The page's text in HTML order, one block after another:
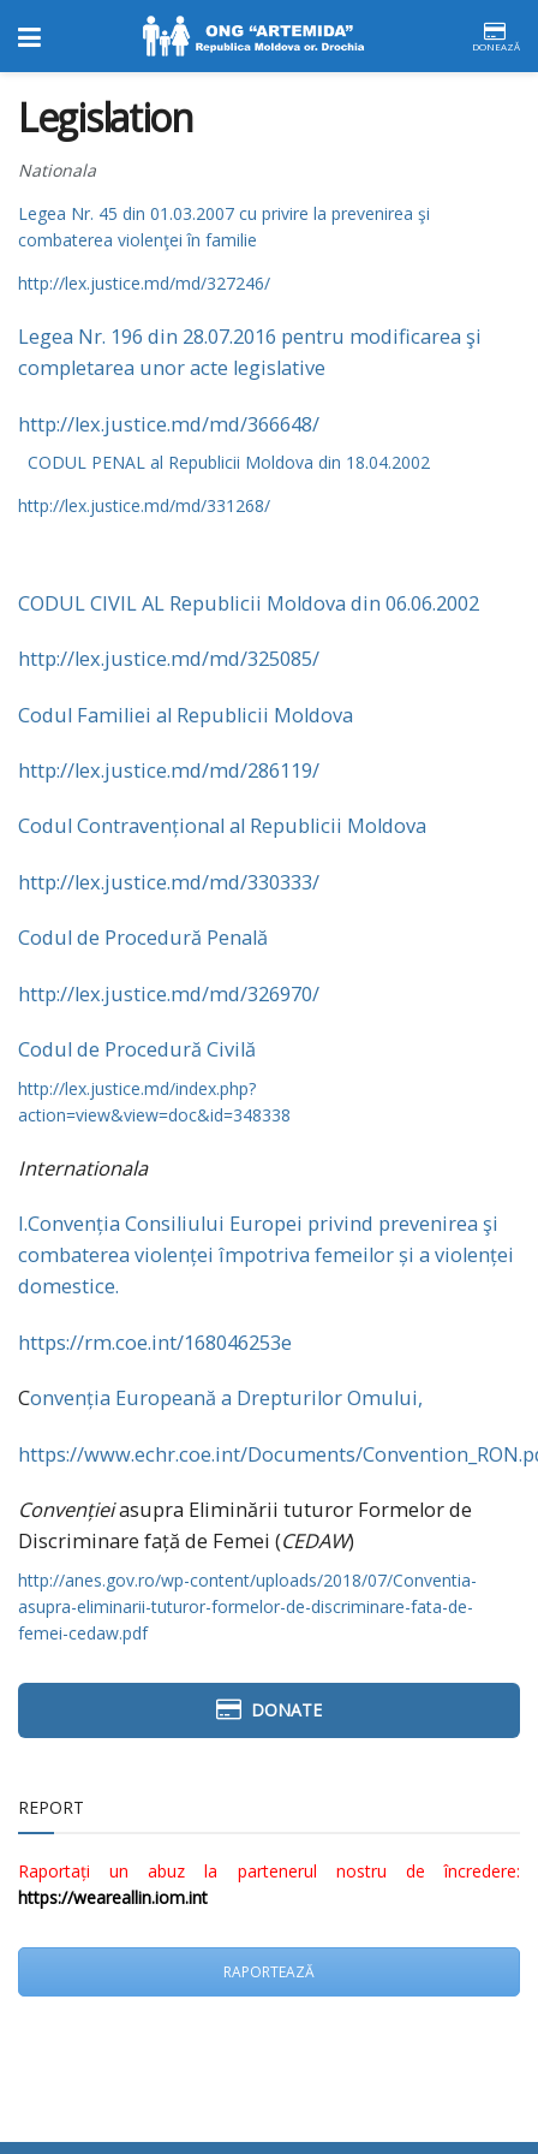
DONEAZĂ
Legislation
Nationala
Legea Nr. 45 din 01.03.2007 cu privire la prevenirea şi
combaterea violenţei în familie
http://lex.justice.md/md/327246/
Legea Nr. 196 din 28.07.2016 pentru modificarea şi
completarea unor acte legislative
http://lex.justice.md/md/366648/
CODUL PENAL al Republicii Moldova din 18.04.2002
http://lex.justice.md/md/331268/
CODUL CIVIL AL Republicii Moldova din 06.06.2002
http://lex.justice.md/md/325085/
Codul Familiei al Republicii Moldova
http://lex.justice.md/md/286119/
Codul Contravențional al Republicii Moldova
http://lex.justice.md/md/330333/
Codul de Procedură Penală
http://lex.justice.md/md/326970/
Codul de Procedură Civilă
http://lex.justice.md/index.php?
action=view&view=doc&id=348338
Internationala
I.Convenția Consiliului Europei privind prevenirea şi
combaterea violenței împotriva femeilor și a violenței
domestice.
https://rm.coe.int/168046253e
Convenția Europeană a Drepturilor Omului,
https://www.echr.coe.int/Documents/
Convențieiasupra Eliminării tuturor Formelor de
Discriminare față de Femei (CEDAW)
http://anes.gov.ro/wp-content/uploads/2018/07/Conventia-
asupra-eliminarii-tuturor-formelor-de-discriminare-fata-de-
femei-cedaw.pdf
DONATE
REPORT
Raportați un abuz la partenerul nostru de încredere:
https://weareallin.iom.int
RAPORTEAZĂ